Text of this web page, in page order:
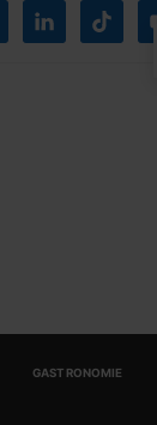
GASTRONOMIE